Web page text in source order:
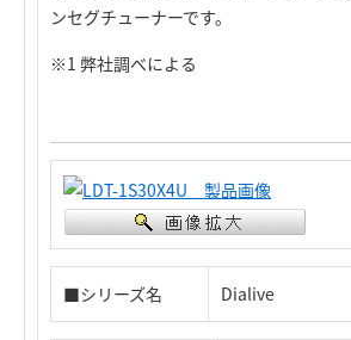
ンセグチューナーです。
※1 弊社調べによる
■シリーズ名 Dialive